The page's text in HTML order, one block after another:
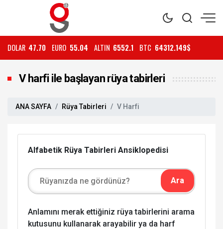
DOLAR 47.70 EURO 55.04 ALTIN 6552.1 BTC 64312.149$
V harfi ile başlayan rüya tabirleri
ANA SAYFA Rüya Tabirleri V Harfi
Alfabetik Rüya Tabirleri Ansiklopedisi
Anlamını merak ettiğiniz rüya tabirlerini arama
kutusunu kullanarak arayabilir ya da harf